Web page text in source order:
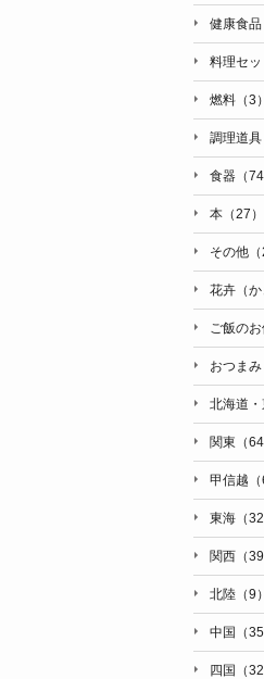
健康食品
料理セッ
燃料（3）
調理道具
食器（74
本（27）
その他（
花卉（か
ご飯のお
おつまみ
北海道・
関東（64
甲信越（
東海（32
関西（39
北陸（9）
中国（35
四国（32